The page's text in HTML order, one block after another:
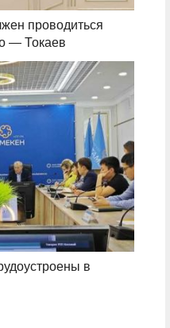
проводиться
— Токаев
в